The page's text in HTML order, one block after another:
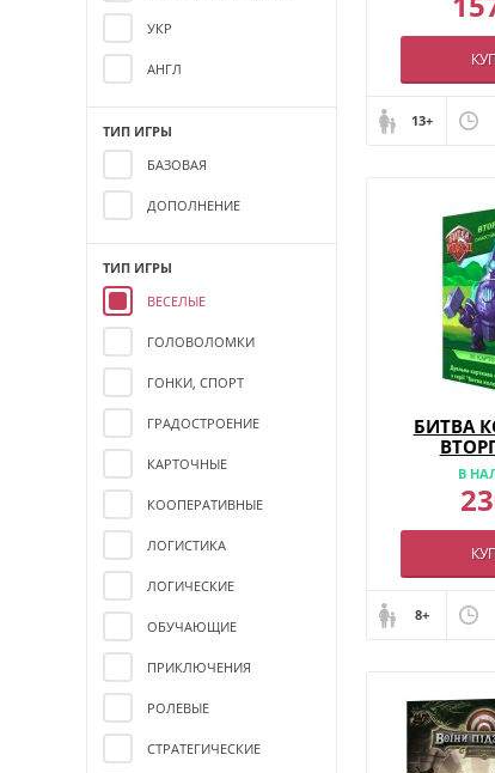
УКР
АНГЛ
ТИП ИГРЫ
БАЗОВАЯ
ДОПОЛНЕНИЕ
ТИП ИГРЫ
ВЕСЕЛЫЕ
ГОЛОВОЛОМКИ
ГОНКИ, СПОРТ
ГРАДОСТРОЕНИЕ
КАРТОЧНЫЕ
КООПЕРАТИВНЫЕ
ЛОГИСТИКА
ЛОГИЧЕСКИЕ
ОБУЧАЮЩИЕ
ПРИКЛЮЧЕНИЯ
РОЛЕВЫЕ
СТРАТЕГИЧЕСКИЕ
13+
БИТВА
В
8+